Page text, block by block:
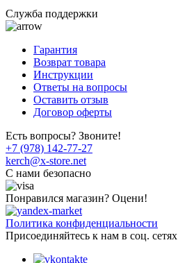
Служба поддержки
Гарантия
Возврат товара
Инструкции
Ответы на вопросы
Оставить отзыв
Договор оферты
Есть вопросы? Звоните!
+7 (978) 142-77-27
kerch@x-store.net
C нами безопасно
Понравился магазин? Оцени!
Политика конфиденциальности
Присоединяйтесь к нам в соц. сетях